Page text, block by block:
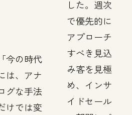
今の時代
は、アナ
グな手法
けでは変
した。週次
で優先的に
アプローチ
すべき見込
み客を見極
め、インサ
イドセール